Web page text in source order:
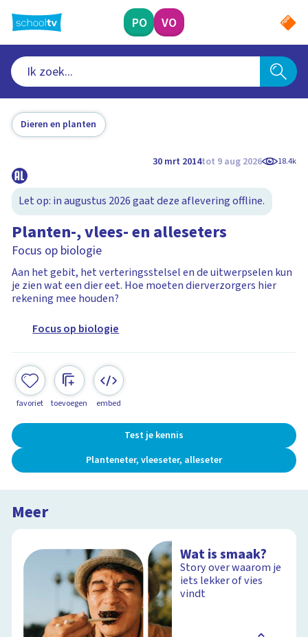
naar
hoofdinhoud
PO VO
Dieren en planten
30 mrt 2014tot 9 aug 2026 18.4k
Let op: in augustus 2026 gaat deze aflevering offline.
Planten-, vlees- en alleseters
Focus op biologie
Aan het gebit, het verteringsstelsel en de uitwerpselen kun
je zien wat een dier eet. Hoe moeten dierverzorgers hier
rekening mee houden?
Focus op biologie
favoriet toevoegen embed
Test je kennis
Planteneter, vleeseter, alleseter
Meer
Wat is smaak?
Story over waarom je
iets lekker of vies
vindt